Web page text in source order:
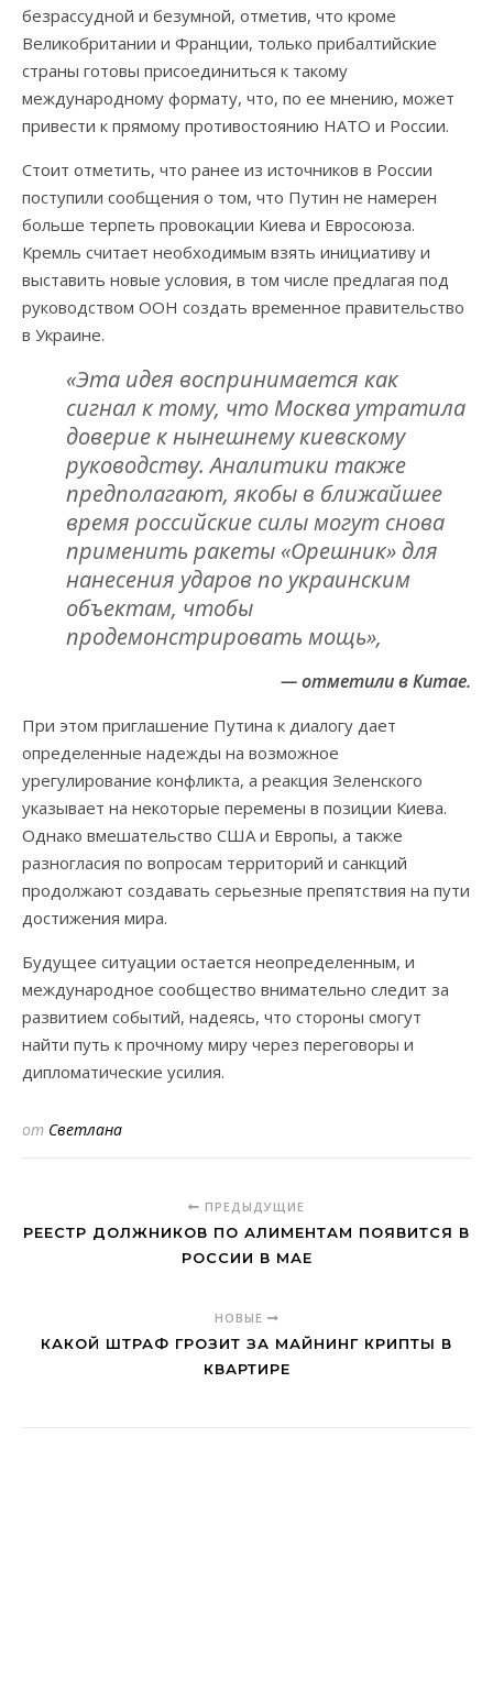
безрассудной и безумной, отметив, что кроме
Великобритании и Франции, только прибалтийские
страны готовы присоединиться к такому
международному формату, что, по ее мнению, может
привести к прямому противостоянию НАТО и России.
Стоит отметить, что ранее из источников в России
поступили сообщения о том, что Путин не намерен
больше терпеть провокации Киева и Евросоюза.
Кремль считает необходимым взять инициативу и
выставить новые условия, в том числе предлагая под
руководством ООН создать временное правительство
в Украине.
«Эта идея воспринимается как
сигнал к тому, что Москва утратила
доверие к нынешнему киевскому
руководству. Аналитики также
предполагают, якобы в ближайшее
время российские силы могут снова
применить ракеты «Орешник» для
нанесения ударов по украинским
объектам, чтобы
продемонстрировать мощь»,
— отметили в Китае.
При этом приглашение Путина к диалогу дает
определенные надежды на возможное
урегулирование конфликта, а реакция Зеленского
указывает на некоторые перемены в позиции Киева.
Однако вмешательство США и Европы, а также
разногласия по вопросам территорий и санкций
продолжают создавать серьезные препятствия на пути
достижения мира.
Будущее ситуации остается неопределенным, и
международное сообщество внимательно следит за
развитием событий, надеясь, что стороны смогут
найти путь к прочному миру через переговоры и
дипломатические усилия.
от Светлана
ПРЕДЫДУЩИЕ
РЕЕСТР ДОЛЖНИКОВ ПО АЛИМЕНТАМ ПОЯВИТСЯ В
РОССИИ В МАЕ
НОВЫЕ
КАКОЙ ШТРАФ ГРОЗИТ ЗА МАЙНИНГ КРИПТЫ В
КВАРТИРЕ